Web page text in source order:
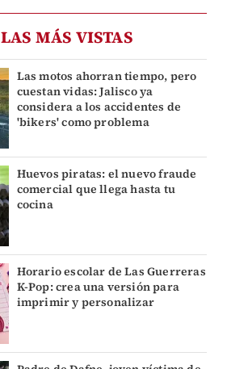
LAS MÁS VISTAS
Las motos ahorran tiempo, pero
cuestan vidas: Jalisco ya
considera a los accidentes de
'bikers' como problema
Huevos piratas: el nuevo fraude
comercial que llega hasta tu
cocina
Horario escolar de Las Guerreras
K-Pop: crea una versión para
imprimir y personalizar